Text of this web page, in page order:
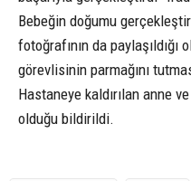
Bebeğin doğumu
fotoğrafının da paylaşıldığı
görevlisinin parmağını
Hastaneye kaldırılan anne
olduğu bildirildi.